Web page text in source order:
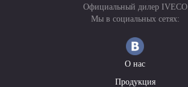
Официальный дилер IVECO
Мы в социальных сетях:
О нас
Продукция